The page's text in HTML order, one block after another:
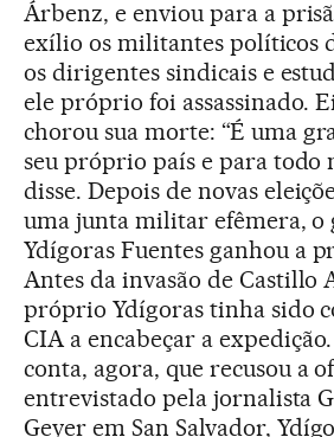
Árbenz, e enviou para a
exílio os militantes políticos
os dirigentes sindicais e
ele próprio foi assassinado.
chorou sua morte: “É uma
seu próprio país e para todo
disse. Depois de novas
uma junta militar efêmera, o
Ydígoras Fuentes ganhou a
Antes da invasão de Castillo
próprio Ydígoras tinha sido
CIA a encabeçar a
conta, agora, que recusou a
entrevistado pela jornalista
Geyer em San Salvador,